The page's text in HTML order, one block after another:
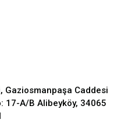
Gaziosmanpaşa Caddesi
17-A/B Alibeyköy, 34065